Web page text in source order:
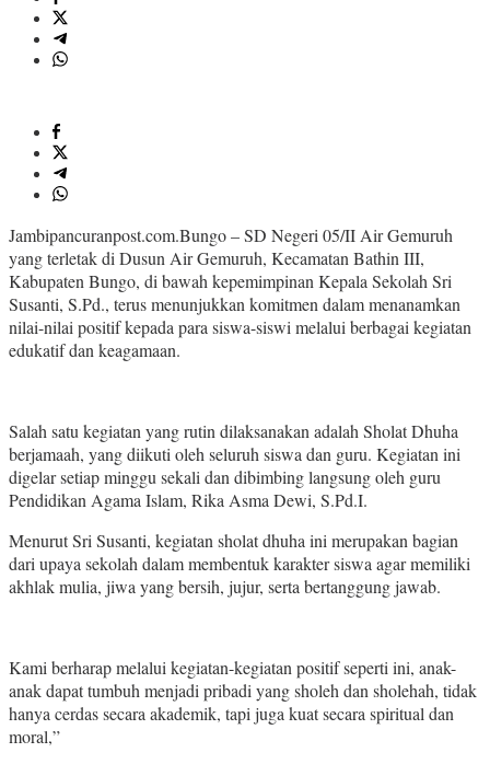
Jambipancuranpost.com.Bungo – SD Negeri 05/II Air Gemuruh
yang terletak di Dusun Air Gemuruh, Kecamatan Bathin III,
Kabupaten Bungo, di bawah kepemimpinan Kepala Sekolah Sri
Susanti, S.Pd., terus menunjukkan komitmen dalam menanamkan
nilai-nilai positif kepada para siswa-siswi melalui berbagai kegiatan
edukatif dan keagamaan.
Salah satu kegiatan yang rutin dilaksanakan adalah Sholat Dhuha
berjamaah, yang diikuti oleh seluruh siswa dan guru. Kegiatan ini
digelar setiap minggu sekali dan dibimbing langsung oleh guru
Pendidikan Agama Islam, Rika Asma Dewi, S.Pd.I.
Menurut Sri Susanti, kegiatan sholat dhuha ini merupakan bagian
dari upaya sekolah dalam membentuk karakter siswa agar memiliki
akhlak mulia, jiwa yang bersih, jujur, serta bertanggung jawab.
Kami berharap melalui kegiatan-kegiatan positif seperti ini, anak-
anak dapat tumbuh menjadi pribadi yang sholeh dan sholehah, tidak
hanya cerdas secara akademik, tapi juga kuat secara spiritual dan
moral,”